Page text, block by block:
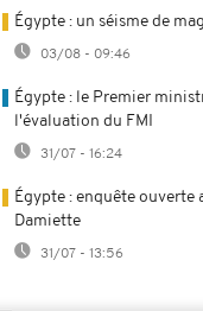
Égypte : un séisme de
03/08 - 09:46
Égypte : le Premier
l'évaluation du FMI
31/07 - 16:24
Égypte : enquête ouverte
Damiette
31/07 - 13:56